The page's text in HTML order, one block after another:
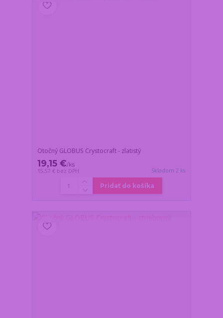
Otočný GLOBUS Crystocraft - zlatistý
19,15 €/ks
15,57 € bez DPH Skladom 2 ks
Pridať do košíka